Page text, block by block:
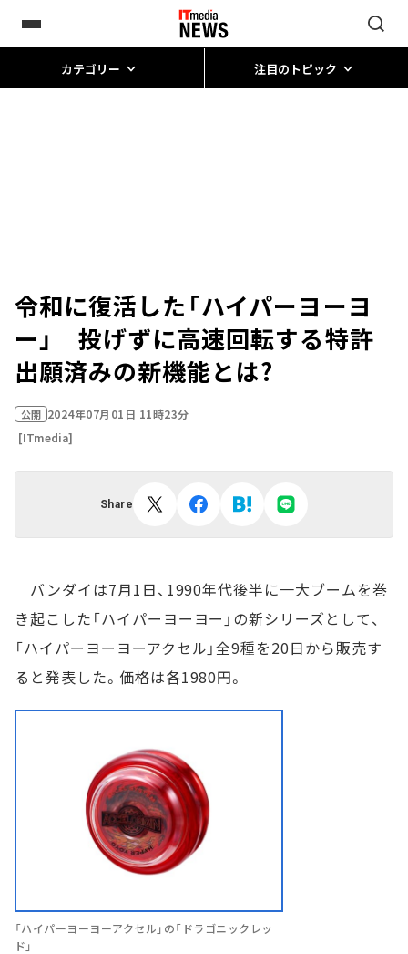
カテゴリー 注目のトピック
令和に復活した「ハイパーヨーヨ
ー」 投げずに高速回転する特許
出願済みの新機能とは?
公開 2024年07月01日 11時23分
[ITmedia]
Share
バンダイは7月1日、1990年代後半に一大ブームを巻
き起こした「ハイパーヨーヨー」の新シリーズとして、
「ハイパーヨーヨーアクセル」全9種を20日から販売す
ると発表した。価格は各1980円。
「ハイパーヨーヨーアクセル」の「ドラゴニックレッ
ド」